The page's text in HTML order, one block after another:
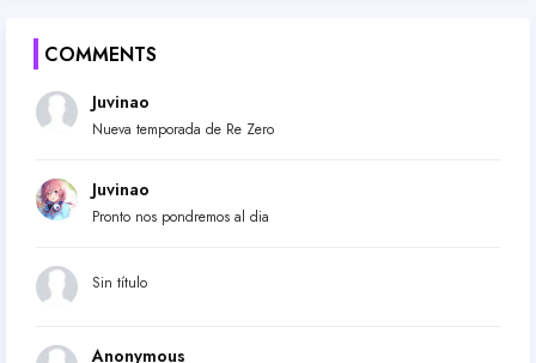
COMMENTS
Juvinao
Nueva temporada de Re Zero
Juvinao
Pronto nos pondremos al dia
Sin título
Anonymous